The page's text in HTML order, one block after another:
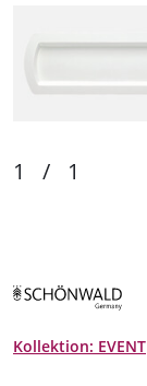
Kollektion: EVENT